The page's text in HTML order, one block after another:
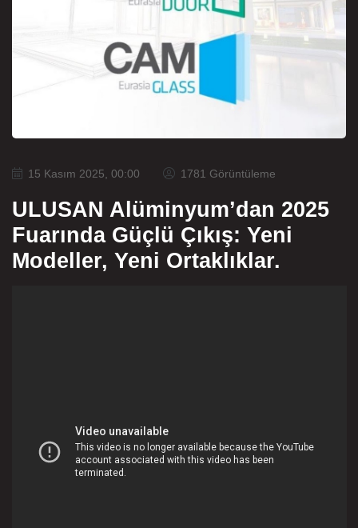
15 Kasım 2025, 00:00 1781 Görüntüleme
ULUSAN Alüminyum’dan 2025
Fuarında Güçlü Çıkış: Yeni
Modeller, Yeni Ortaklıklar.